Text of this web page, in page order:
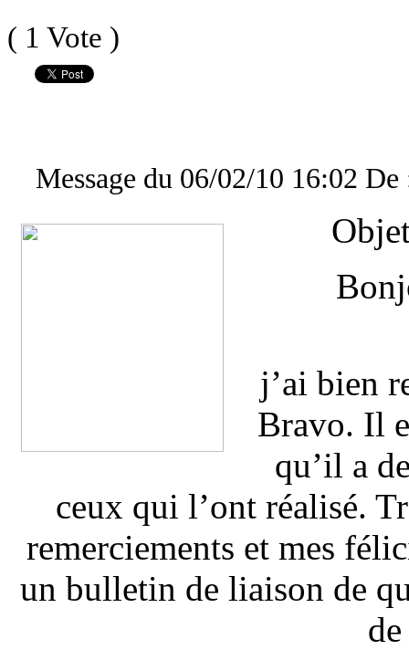
( 1 Vote )
Message du 06/02/10 16:02
j’ai bien
Bravo. Il
qu’il a
ceux qui l’ont réalisé.
remerciements et mes
un bulletin de liaison de